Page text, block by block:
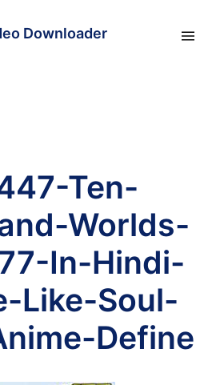
Downloader
Ten-
Worlds-
In-Hindi-
Like-Soul-
Define